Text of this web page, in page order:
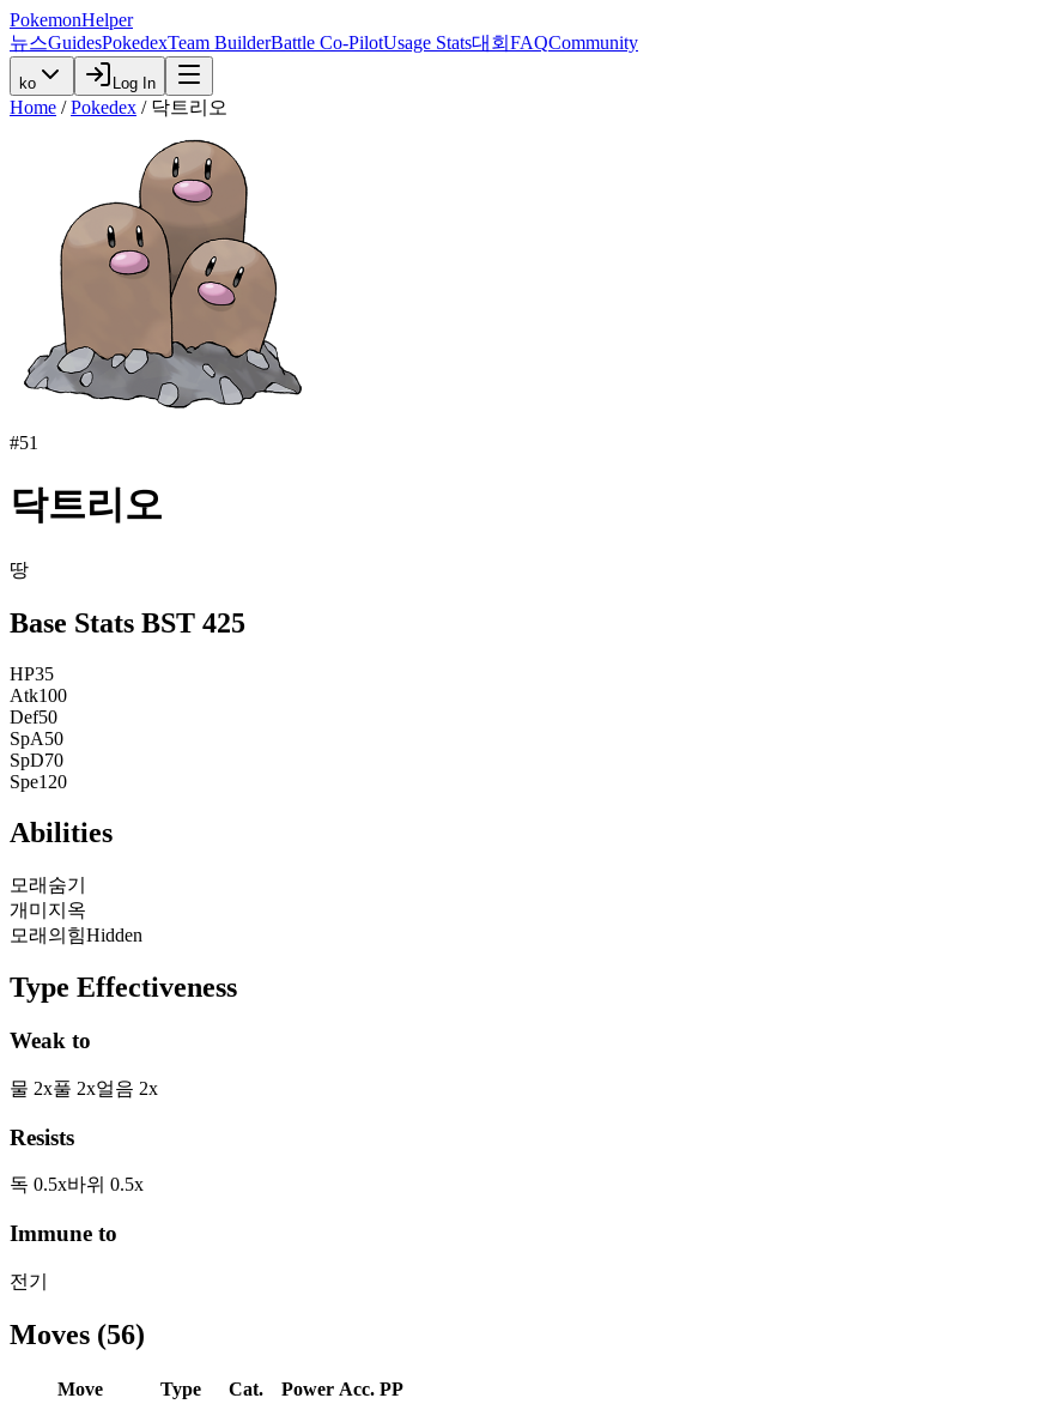
PokemonHelper
뉴스GuidesPokedexTeam BuilderBattle Co-PilotUsage Stats대회 FAQCommunity
ko Log In
Home / Pokedex / 닥트리오
#51
닥트리오
땅
Base Stats BST 425
HP35
Atk100
Def50
SpA50
SpD70
Spe120
Abilities
모래숨기
개미지옥
모래의힘Hidden
Type Effectiveness
Weak to
물 2x풀 2x얼음 2x
Resists
독 0.5x바위 0.5x
Immune to
전기
Moves (56)
Move Type Cat. Power Acc. PP